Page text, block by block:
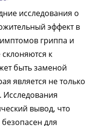
исследования о
эффект в
гриппа и
к
быть заменой
является не только
Исследования
вывод, что
для